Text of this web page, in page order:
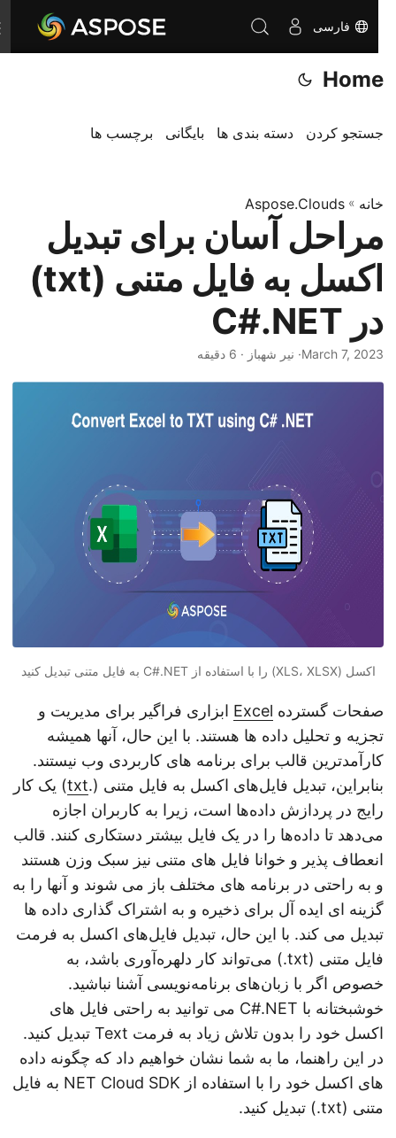
فارسی
Home
جستجو کردن دسته بندی ها بایگانی برچسب ها
خانه»
Aspose.Clouds
مراحل آسان برای تبدیل
اکسل به فایل متنی (txt)
در C#.NET
March 7, 2023· نیر شهباز · 6 دقیقه
اکسل (XLS، XLSX) را با استفاده از C#.NET به فایل متنی تبدیل کنید
صفحات گستردهExcelابزاری فراگیر برای مدیریت و
تجزیه و تحلیل داده ها هستند. با این حال، آنها همیشه
کارآمدترین قالب برای برنامه های کاربردی وب نیستند.
بنابراین، تبدیل فایل‌های اکسل به فایل متنی (. txt) یک کار
رایج در پردازش داده‌ها است، زیرا به کاربران اجازه
می‌دهد تا داده‌ها را در یک فایل بیشتر دستکاری کنند. قالب
انعطاف پذیر و خوانا فایل های متنی نیز سبک وزن هستند
و به راحتی در برنامه های مختلف باز می شوند و آنها را به
گزینه ای ایده آل برای ذخیره و به اشتراک گذاری داده ها
تبدیل می کند. با این حال، تبدیل فایل‌های اکسل به فرمت
فایل متنی (txt.) می‌تواند کار دلهره‌آوری باشد، به
خصوص اگر با زبان‌های برنامه‌نویسی آشنا نباشید.
خوشبختانه با C#.NET می توانید به راحتی فایل های
اکسل خود را بدون تلاش زیاد به فرمت Text تبدیل کنید.
در این راهنما، ما به شما نشان خواهیم داد که چگونه داده
های اکسل خود را با استفاده از NET Cloud SDK به فایل
متنی (txt.) تبدیل کنید.